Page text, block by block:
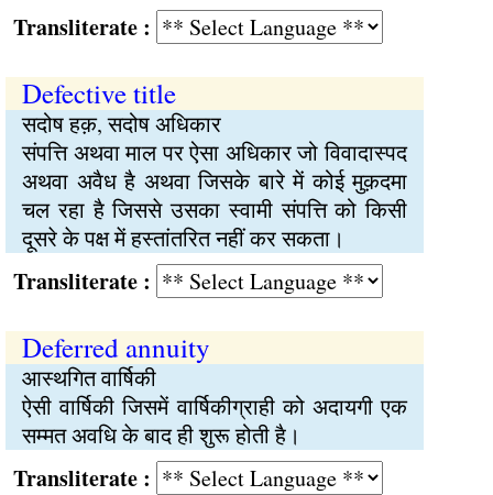
:
Defective title
सदोष हक़, सदोष अधिकार
संपत्ति अथवा माल पर ऐसा अधिकार जो विवादास्पद
अथवा अवैध है अथवा जिसके बारे में कोई मुक़दमा
चल रहा है जिससे उसका स्वामी संपत्ति को किसी
दूसरे के पक्ष में हस्तांतरित नहीं कर सकता।
:
Deferred annuity
आस्थगित वार्षिकी
ऐसी वार्षिकी जिसमें वार्षिकीग्राही को अदायगी एक
सम्मत अवधि के बाद ही शुरू होती है।
: